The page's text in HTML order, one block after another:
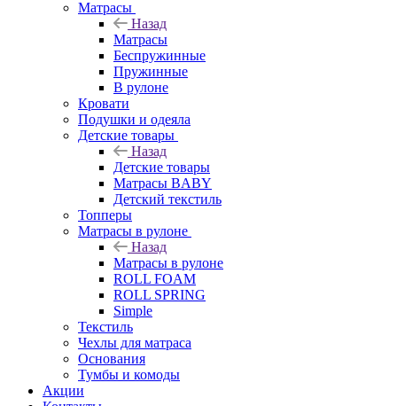
Матрасы
Назад
Матрасы
Беспружинные
Пружинные
В рулоне
Кровати
Подушки и одеяла
Детские товары
Назад
Детские товары
Матрасы BABY
Детский текстиль
Топперы
Матрасы в рулоне
Назад
Матрасы в рулоне
ROLL FOAM
ROLL SPRING
Simple
Текстиль
Чехлы для матраса
Основания
Тумбы и комоды
Акции